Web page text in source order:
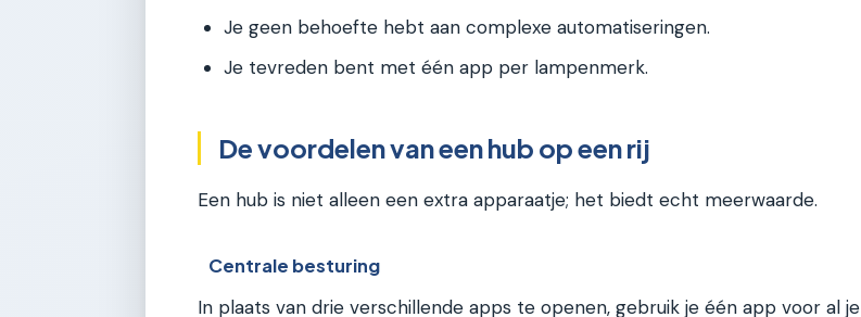
Je geen behoefte hebt aan complexe automatiseringen.
Je tevreden bent met één app per lampenmerk.
De voordelen van een hub op een rij
Een hub is niet alleen een extra apparaatje; het biedt echt meerwaarde.
Centrale besturing
In plaats van drie verschillende apps te openen, gebruik je één app voor al je